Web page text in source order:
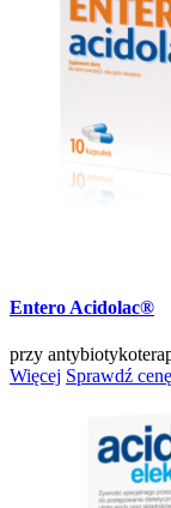
Entero Acidolac®
przy
Więcej Sprawdź cenę